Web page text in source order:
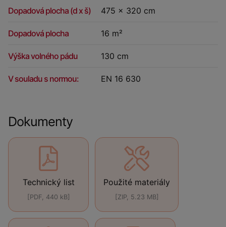
Dopadová plocha (d x š) 475 x 320 cm
Dopadová plocha 16 m²
Výška volného pádu 130 cm
V souladu s normou: EN 16 630
Dokumenty
Technický list
[PDF, 440 kB]
Použité materiály
[ZIP, 5.23 MB]